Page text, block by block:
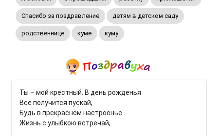
Спасибо за поздравление детям в детском саду
родственнице куме куму
Ты – мой крестный. В день рожденья
Все получится пускай,
Будь в прекрасном настроенье
Жизнь с улыбкою встречай,